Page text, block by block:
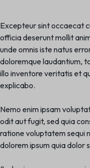
Excepteur sint occaecat
officia deserunt mollit
unde omnis iste natus
doloremque laudantium,
illo inventore veritatis et
explicabo.
Nemo enim ipsam
odit aut fugit, sed quia
ratione voluptatem sequi
dolorem ipsum quia dolor